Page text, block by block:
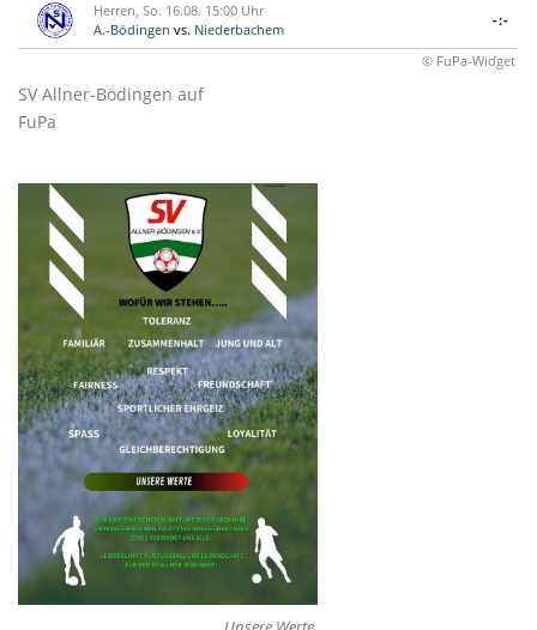
Herren, So. 16.08. 15:00 Uhr
A.-Bödingen vs. Niederbachem
-:-
© FuPa-Widget
SV Allner-Bödingen auf
FuPa